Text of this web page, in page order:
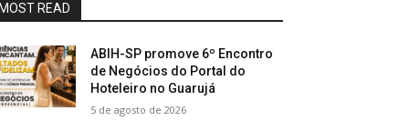
READ
ABIH-SP promove 6º Encontro
de Negócios do Portal do
Hoteleiro no Guarujá
5 de agosto de 2026